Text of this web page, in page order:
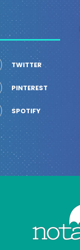
TWITTER
PINTEREST
SPOTIFY